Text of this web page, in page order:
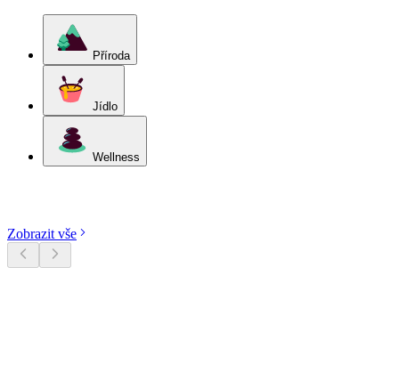
Příroda
Jídlo
Wellness
Zobrazit vše